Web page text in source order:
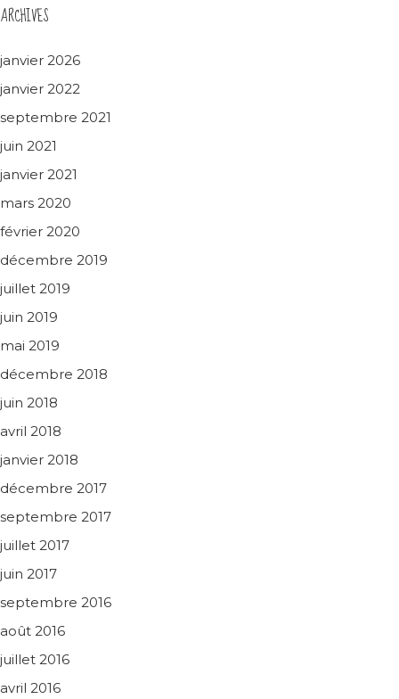
ARCHIVES
janvier 2026
janvier 2022
septembre 2021
juin 2021
janvier 2021
mars 2020
février 2020
décembre 2019
juillet 2019
juin 2019
mai 2019
décembre 2018
juin 2018
avril 2018
janvier 2018
décembre 2017
septembre 2017
juillet 2017
juin 2017
septembre 2016
août 2016
juillet 2016
avril 2016